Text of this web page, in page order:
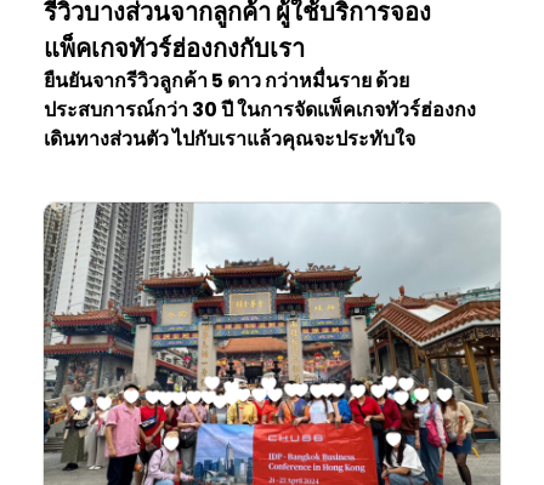
รีวิวบางส่วนจากลูกค้า ผู้ใช้บริการจอง
แพ็คเกจทัวร์ฮ่องกงกับเรา
ยืนยันจากรีวิวลูกค้า 5 ดาว กว่าหมื่นราย ด้วย
ประสบการณ์กว่า 30 ปี ในการจัดแพ็คเกจทัวร์ฮ่องกง
เดินทางส่วนตัว ไปกับเราแล้วคุณจะประทับใจ